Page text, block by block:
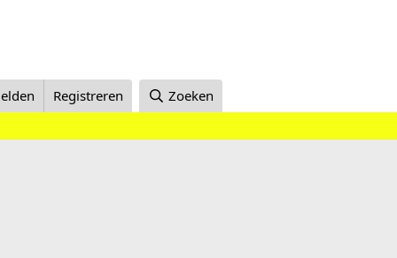
Registreren Zoeken